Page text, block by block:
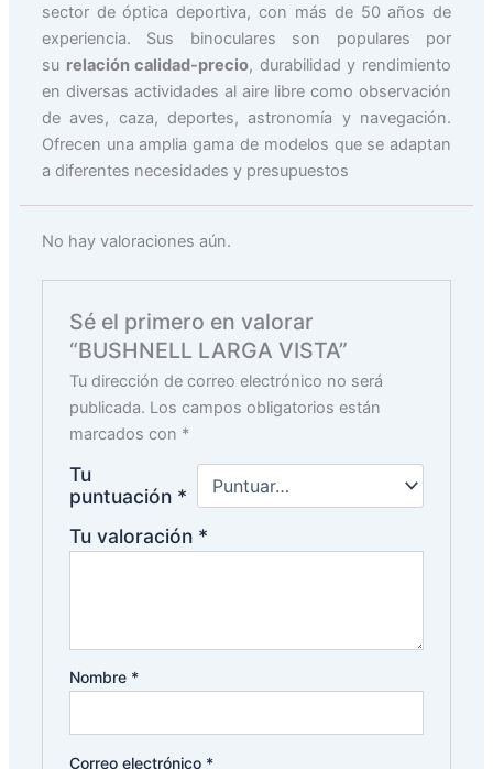
sector de óptica deportiva, con más de 50 años de
experiencia. Sus binoculares son populares por
su relación calidad-precio, durabilidad y rendimiento
en diversas actividades al aire libre como observación
de aves, caza, deportes, astronomía y navegación.
Ofrecen una amplia gama de modelos que se adaptan
a diferentes necesidades y presupuestos
No hay valoraciones aún.
Sé el primero en valorar
“BUSHNELL LARGA VISTA”
Tu dirección de correo electrónico no será
publicada. Los campos obligatorios están
marcados con *
Tu
puntuación *
Tu valoración *
Nombre *
Correo electrónico *